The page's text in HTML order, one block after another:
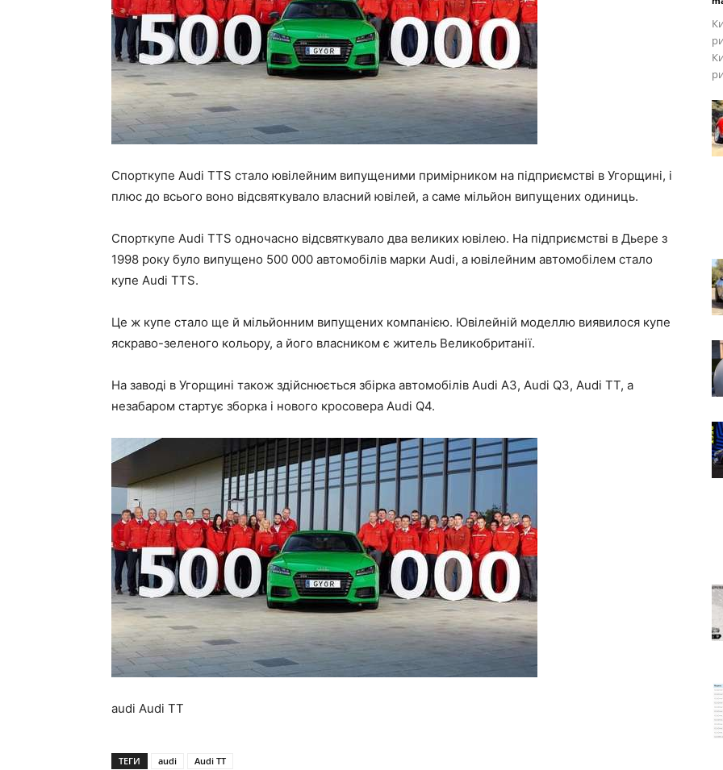
Спорткупе Audi TTS стало ювілейним випущеними примірником на підприємстві в Угорщині, і
плюс до всього воно відсвяткувало власний ювілей, а саме мільйон випущених одиниць.
Спорткупе Audi TTS одночасно відсвяткувало два великих ювілею. На підприємстві в Дьере з
1998 року було випущено 500 000 автомобілів марки Audi, а ювілейним автомобілем стало
купе Audi TTS.
Це ж купе стало ще й мільйонним випущених компанією. Ювілейній моделлю виявилося купе
яскраво-зеленого кольору, а його власником є житель Великобританії.
На заводі в Угорщині також здійснюється збірка автомобілів Audi A3, Audi Q3, Audi TT, а
незабаром стартує зборка і нового кросовера Audi Q4.
audi Audi TT
ТЕГИ audi Audi TT